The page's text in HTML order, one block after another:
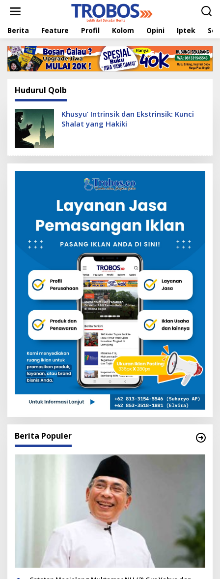
t
Berita Feature Profil Kolom Opini Iptek
Hudurul Qolb
Khusyu’ Intrinsik dan Ekstrinsik: Kunci
Shalat yang Hakiki
Berita Populer